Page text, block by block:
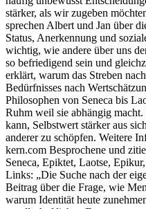
stärker, als wir zugeben
sprechen Albert und Jan über
Status, Anerkennung und
wichtig, wie andere über uns
so befriedigend sein und
erklärt, warum das Streben
Bedürfnisses nach
Philosophen von Seneca bis
Ruhm weil sie abhängig
kann, Selbstwert stärker aus
anderer zu schöpfen. Weitere
kern.com Besprochene und
Seneca, Epiktet, Laotse,
Links: „Die Suche nach der
Beitrag über die Frage, wie
warum Identität heute